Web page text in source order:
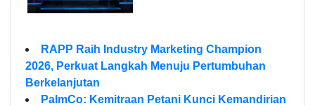
RAPP Raih Industry Marketing Champion
2026, Perkuat Langkah Menuju Pertumbuhan
Berkelanjutan
PalmCo: Kemitraan Petani Kunci Kemandirian